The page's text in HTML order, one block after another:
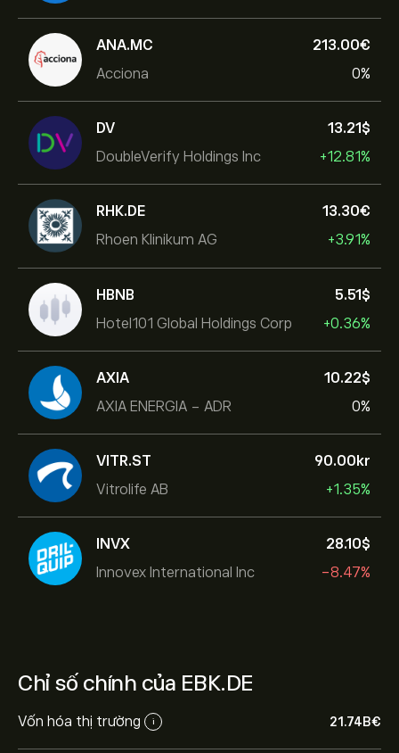
ANA.MC
Acciona
213.00‎€‎
0%
DV
DoubleVerify Holdings Inc
13.21‎$‎
+12.81%
RHK.DE
Rhoen Klinikum AG
13.30‎€‎
+3.91%
HBNB
Hotel101 Global Holdings Corp
5.51‎$‎
+0.36%
AXIA
AXIA ENERGIA - ADR
10.22‎$‎
0%
VITR.ST
Vitrolife AB
90.00‎kr‎
+1.35%
INVX
Innovex International Inc
28.10‎$‎
-8.47%
Chỉ số chính của EBK.DE
Vốn hóa thị trường i 21.74B‎€‎